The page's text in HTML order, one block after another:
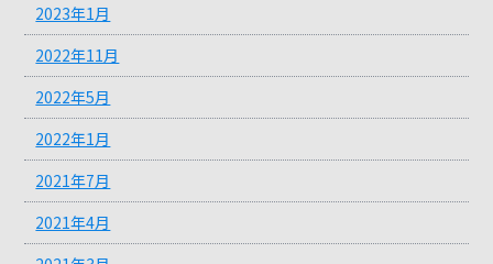
2023年1月
2022年11月
2022年5月
2022年1月
2021年7月
2021年4月